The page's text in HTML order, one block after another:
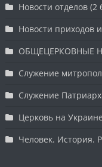
Новости отделов (2
Новости приходов
ОБЩЕЦЕРКОВНЫЕ
Служение
Служение
Церковь на Украине
Человек. История.